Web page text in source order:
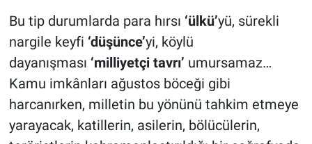
Bu tip durumlarda para hırsı ‘ülkü’yü, sürekli
nargile keyfi ‘düşünce’yi, köylü
dayanışması ‘milliyetçi tavrı’ umursamaz…
Kamu imkânları ağustos böceği gibi
harcanırken, milletin bu yönünü tahkim etmeye
yarayacak, katillerin, asilerin, bölücülerin,